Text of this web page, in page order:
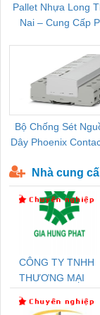
Pallet Nhựa Long
Nai – Cung Cấp
Bộ Chống Sét
Dây Phoenix
Nhà cung
CÔNG TY TNHH
THƯƠNG MẠI
THUẬT ĐIỆN CƠ